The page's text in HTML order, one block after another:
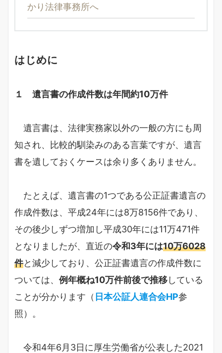
かり法律事務所へ
はじめに
１ 遺言書の作成件数は年間約10万件
遺言書は、法律実務家以外の一般の方にも周
知され、比較的馴染みのある言葉ですが、遺言
書を遺しておくケースは余り多くありません。
たとえば、遺言書の1つである公正証書遺言の
作成件数は、平成24年には8万8156件であり、
その後少しずつ増加し平成30年には11万471件
となりましたが、直近の令和3年には10万6028
件と減少しており、公正証書遺言の作成件数に
ついては、 例年概ね10万件前後で推移している
ことが分かります（ 日本公証人連合会HP参
照）。
令和4年6月3日に厚生労働省が公表した2021